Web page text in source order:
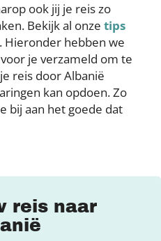
ook jij je reis zo
Bekijk al onze tips
. Hieronder hebben we
je verzameld om te
reis door Albanië
kan opdoen. Zo
bij aan het goede dat
reis naar